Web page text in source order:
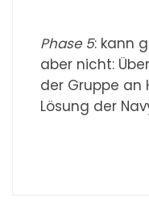
Phase 5: kann
aber nicht:
der Gruppe an
Lösung der